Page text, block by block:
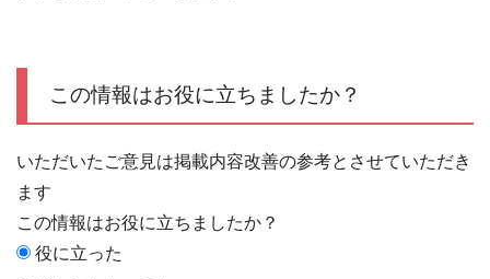
この情報はお役に立ちましたか？
いただいたご意見は掲載内容改善の参考とさせていただき
ます
この情報はお役に立ちましたか？
役に立った